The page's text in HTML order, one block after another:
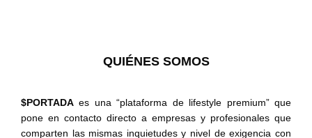
QUIÉNES SOMOS
$PORTADA es una “plataforma de lifestyle premium” que
pone en contacto directo a empresas y profesionales que
comparten las mismas inquietudes y nivel de exigencia con